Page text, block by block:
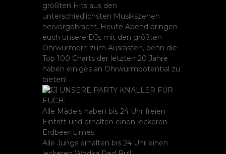
größten Hits aus den
unterschiedlichsten Musikszenen
hervorgebracht. Heute Abend bringen
euch unsere DJs mit den größten
Ohrwürmern zum Ausrasten, denn die
Top 100 Charts der letzten 20 Jahre
haben einiges an Ohrwurmpotential zu
bieten!
UNSERE PARTY KNALLER FÜR
EUCH:
Alle Mädels haben bis 24 Uhr freien
Eintritt und erhalten einen leckeren
Erdbeer Limes
Alle Jungs erhalten bis 24 Uhr einen